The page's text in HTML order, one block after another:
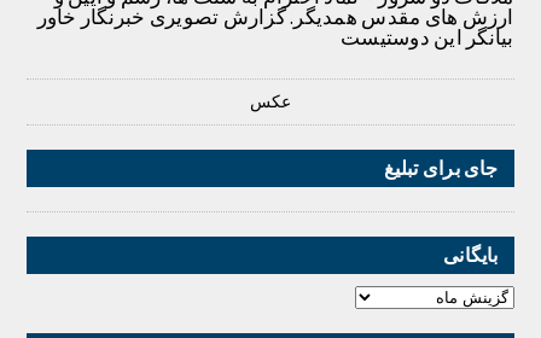
ارزش های مقدس همدیگر. گزارش تصویری خبرنگار خاور
بیانگر این دوستیست
عکس
جای برای تبلیغ
بایگانی